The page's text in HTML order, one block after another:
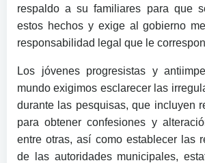
respaldo a su familiares para que
estos hechos y exige al gobierno
responsabilidad legal que le
Los jóvenes progresistas y
mundo exigimos esclarecer las
durante las pesquisas, que incluyen
para obtener confesiones y
entre otras, así como establecer las
de las autoridades municipales,